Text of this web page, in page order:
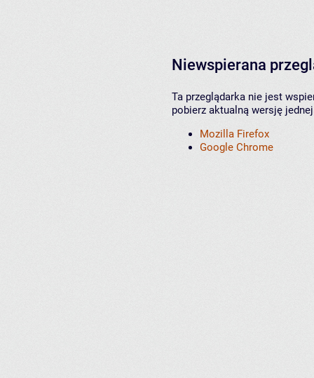
Niewspierana
Ta przeglądarka nie jest
pobierz aktualną wersję
Mozilla Firefox
Google Chrome